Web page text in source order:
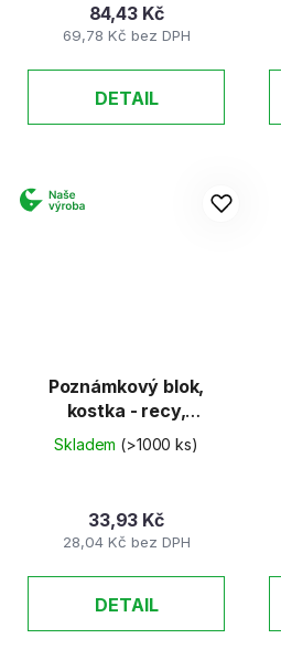
69,78 Kč bez DPH
84,43 Kč
DETAIL
Poznámkový blok,
kostka - recy,
nelepená, 9 x 9 x 4,5
cm
Skladem (>1000 ks)
28,04 Kč bez DPH
33,93 Kč
DETAIL